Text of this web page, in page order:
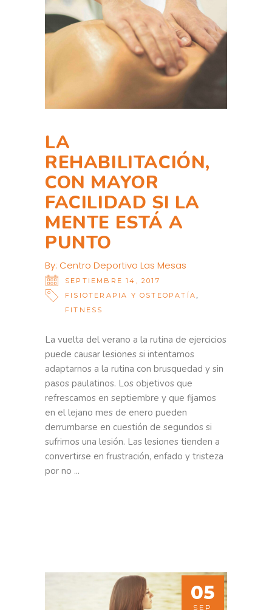
LA
REHABILITACIÓN,
CON MAYOR
FACILIDAD SI LA
MENTE ESTÁ A
PUNTO
By: Centro Deportivo Las Mesas
SEPTIEMBRE 14, 2017
FISIOTERAPIA Y OSTEOPATÍA
FITNESS
La vuelta del verano a la rutina de ejercicios
puede causar lesiones si intentamos
adaptarnos a la rutina con brusquedad y sin
pasos paulatinos. Los objetivos que
refrescamos en septiembre y que fijamos
en el lejano mes de enero pueden
derrumbarse en cuestión de segundos si
sufrimos una lesión. Las lesiones tienden a
convertirse en frustración, enfado y tristeza
por no
05
SEP